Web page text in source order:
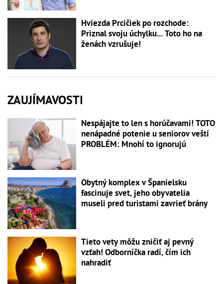
Hviezda Prcičiek po rozchode:
Priznal svoju úchylku... Toto ho na
ženách vzrušuje!
ZAUJÍMAVOSTI
Nespájajte to len s horúčavami! TOTO
nenápadné potenie u seniorov veští
PROBLÉM: Mnohí to ignorujú
Obytný komplex v Španielsku
fascinuje svet, jeho obyvatelia
museli pred turistami zavrieť brány
Tieto vety môžu zničiť aj pevný
vzťah! Odborníčka radí, čím ich
nahradiť